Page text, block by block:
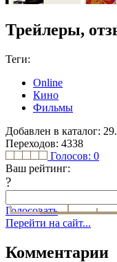
Трейлеры,
Теги:
Online
Кино
Фильмы
Добавлен в каталог:
Переходов: 4338
Голосов: 0
Ваш рейтинг:
?
Голосовать
Перейти на сайт...
Комментарии